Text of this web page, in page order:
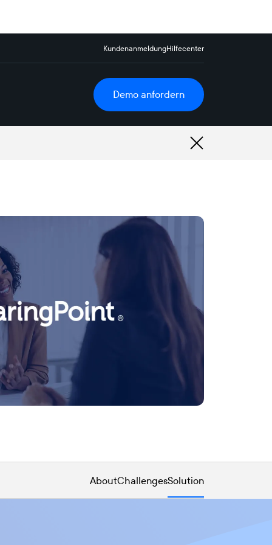
KundenanmeldungHilfecenter
Demo anfordern
AboutChallengesSolution